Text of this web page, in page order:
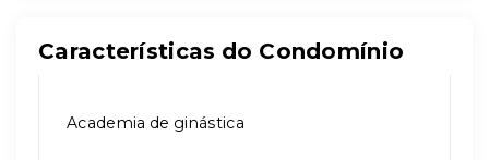
Características do Condomínio
Academia de ginástica